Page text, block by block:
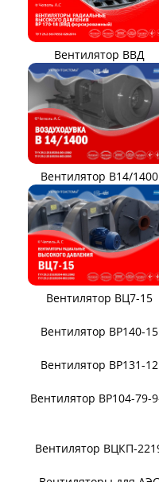
Вентилятор ВВД
Вентилятор В14/1400
Вентилятор ВЦ7-15